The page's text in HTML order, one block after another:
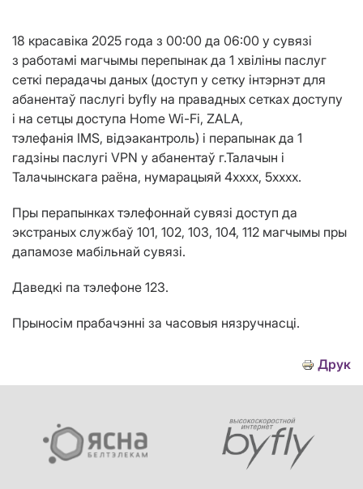
18 красавіка 2025 года з 00:00 да 06:00 у сувязі
з работамі магчымы перепынак да 1 хвіліны паслуг
сеткі перадачы даных (доступ у сетку інтэрнэт для
абанентаў паслугі byfly на правадных сетках доступу
і на сетцы доступа Home Wi-Fi, ZALA,
тэлефанiя IMS, відэакантроль) і перапынак да 1
гадзіны паслугі VPN у абанентаў г.Талачын і
Талачынскага раёна, нумарацыяй 4хххх, 5хххх.
Пры перапынках тэлефоннай сувязі доступ да
экстраных службаў 101, 102, 103, 104, 112 магчымы пры
дапамозе мабільнай сувязі.
Даведкі па тэлефоне 123.
Прыносім прабачэнні за часовыя нязручнасці.
Друк